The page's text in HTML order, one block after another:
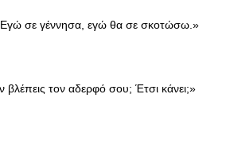
Εγώ σε γέννησα, εγώ θα σε σκοτώσω.»
βλέπεις τον αδερφό σου; Έτσι κάνει;»